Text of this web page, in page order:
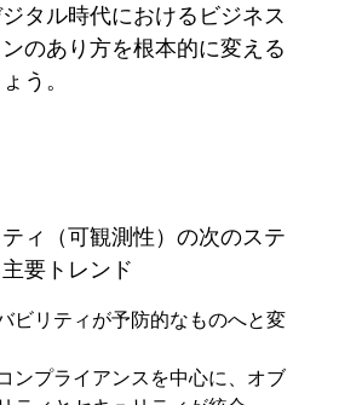
タル時代におけるビジネス
のあり方を根本的に変える
う 。
ィ（可観測性）の次のステ
要トレンド
ビリティが予防的なものへと変
ンプライアンスを中心に、オブ